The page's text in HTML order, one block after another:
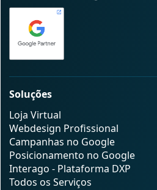
Soluções
Loja Virtual
Webdesign Profissional
Campanhas no Google
Posicionamento no Google
Interago - Plataforma DXP
Todos os Serviços